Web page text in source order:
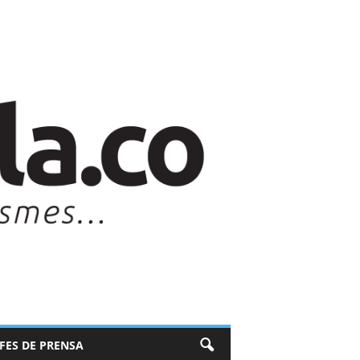
DE PRENSA